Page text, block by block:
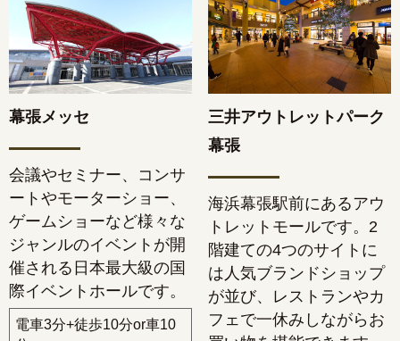
幕張メッセ
会議やセミナー、コンサ
ートやモーターショー、
ゲームショーなど様々な
ジャンルのイベントが開
催される日本最大級の国
際イベントホールです。
電車3分+徒歩10分or車10
三井アウトレットパーク
幕張
海浜幕張駅前にあるアウ
トレットモールです。2
階建ての4つのサイトに
は人気ブランドショップ
が並び、レストランやカ
フェで一休みしながらお